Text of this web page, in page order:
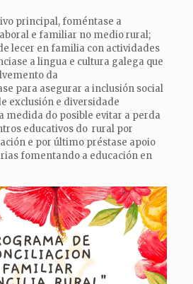
principal, foméntase a
e familiar no medio rural;
lecer en familia con actividades
a lingua e cultura galega que
da
para asegurar a inclusión social
exclusión e diversidade
medida do posible evitar a perda
educativos do rural por
e por último préstase apoio
fomentando a educación en